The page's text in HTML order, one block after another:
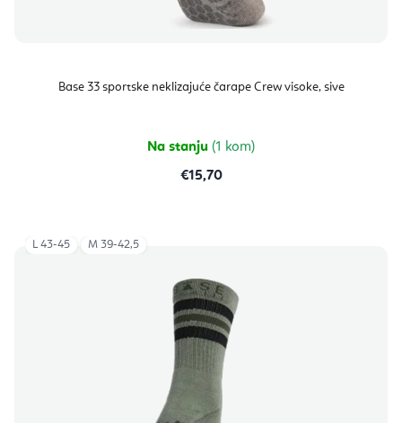
Base 33 sportske neklizajuće čarape Crew visoke, sive
Na stanju (1 kom)
€15,70
L 43-45 M 39-42,5